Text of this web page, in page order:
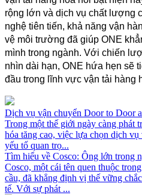
rộng lớn và dịch vụ chất lượng
nghệ tiên tiến, khả năng vận
vệ môi trường đã giúp ONE
mình trong ngành. Với chiến
nhìn dài hạn, ONE hứa hẹn sẽ
đầu trong lĩnh vực vận tải hàng
Dịch vụ vận chuyển Door to Door
Trong một thế giới ngày càng phát
hóa tăng cao, việc lựa chọn dịch
yếu tố quan trọ...
Tìm hiểu về Cosco: Ông lớn trong
Cosco, một cái tên quen thuộc
cầu, đã khẳng định vị thế vững
tế. Với sự phát ...